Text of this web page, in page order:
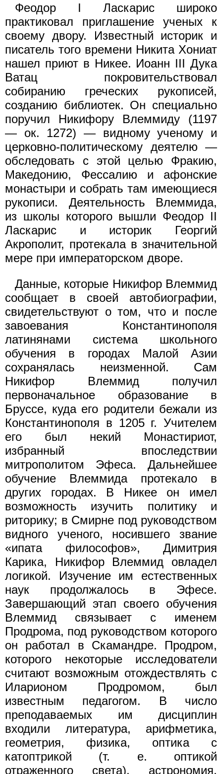
Феодор I Ласкарис широко
практиковал приглашение ученых к
своему двору. Известный историк и
писатель того времени Никита Хониат
нашел приют в Никее. Иоанн III Дука
Ватац покровительствовал
собиранию греческих рукописей,
созданию библиотек. Он специально
поручил Никифору Влеммиду (1197
— ок. 1272) — видному ученому и
церковно-политическому деятелю —
обследовать с этой целью Фракию,
Македонию, Фессалию и афонские
монастыри и собрать там имеющиеся
рукописи. Деятельность Влеммида,
из школы которого вышли Феодор II
Ласкарис и историк Георгий
Акрополит, протекала в значительной
мере при императорском дворе.
Данные, которые Никифор Влеммид
сообщает в своей автобиографии,
свидетельствуют о том, что и после
завоевания Константинополя
латинянами система школьного
обучения в городах Малой Азии
сохранялась неизменной. Сам
Никифор Влеммид получил
первоначальное образование в
Бруссе, куда его родители бежали из
Константинополя в 1205 г. Учителем
его был некий Монастириот,
избранный впоследствии
митрополитом Эфеса. Дальнейшее
обучение Влеммида протекало в
других городах. В Никее он имел
возможность изучить политику и
риторику; в Смирне под руководством
видного ученого, носившего звание
«ипата философов», Димитрия
Карика, Никифор Влеммид овладел
логикой. Изучение им естественных
наук продолжалось в Эфесе.
Завершающий этап своего обучения
Влеммид связывает с именем
Продрома, под руководством которого
он работал в Скамандре. Продром,
которого некоторые исследователи
считают возможным отождествлять с
Иларионом Продромом, был
известным педагогом. В число
преподаваемых им дисциплин
входили литература, арифметика,
геометрия, физика, оптика с
катоптрикой (т. е. оптикой
отраженного света), астрономия,